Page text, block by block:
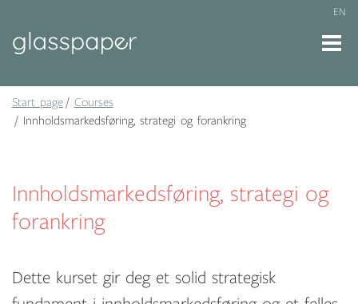
EN
Start page
Courses
Innholdsmarkedsføring, strategi og forankring
Innholdsmarkedsføring, strategi og
forankring
Dette kurset gir deg et solid strategisk